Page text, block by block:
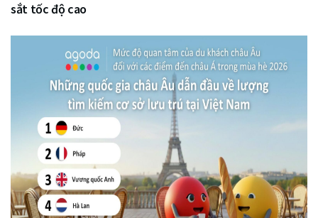
sắt tốc độ cao